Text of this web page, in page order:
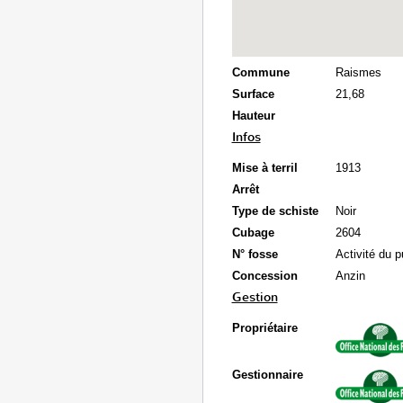
Commune
Raismes
Surface
21,68
Hauteur
Infos
Mise à terril
1913
Arrêt
Type de schiste
Noir
Cubage
2604
N° fosse
Activité du
Concession
Anzin
Gestion
Propriétaire
Gestionnaire